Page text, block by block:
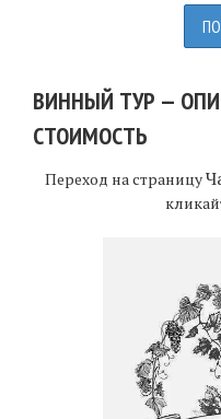
ВИННЫЙ ТУР —
СТОИМОСТЬ
Переход на страницу